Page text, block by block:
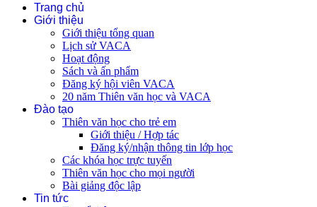
Trang chủ
Giới thiệu
Giới thiệu tổng quan
Lịch sử VACA
Hoạt động
Sách và ấn phẩm
Đăng ký hội viên VACA
20 năm Thiên văn học và VACA
Đào tạo
Thiên văn học cho trẻ em
Giới thiệu / Hợp tác
Đăng ký/nhận thông tin lớp học
Các khóa học trực tuyến
Thiên văn học cho mọi người
Bài giảng độc lập
Tin tức